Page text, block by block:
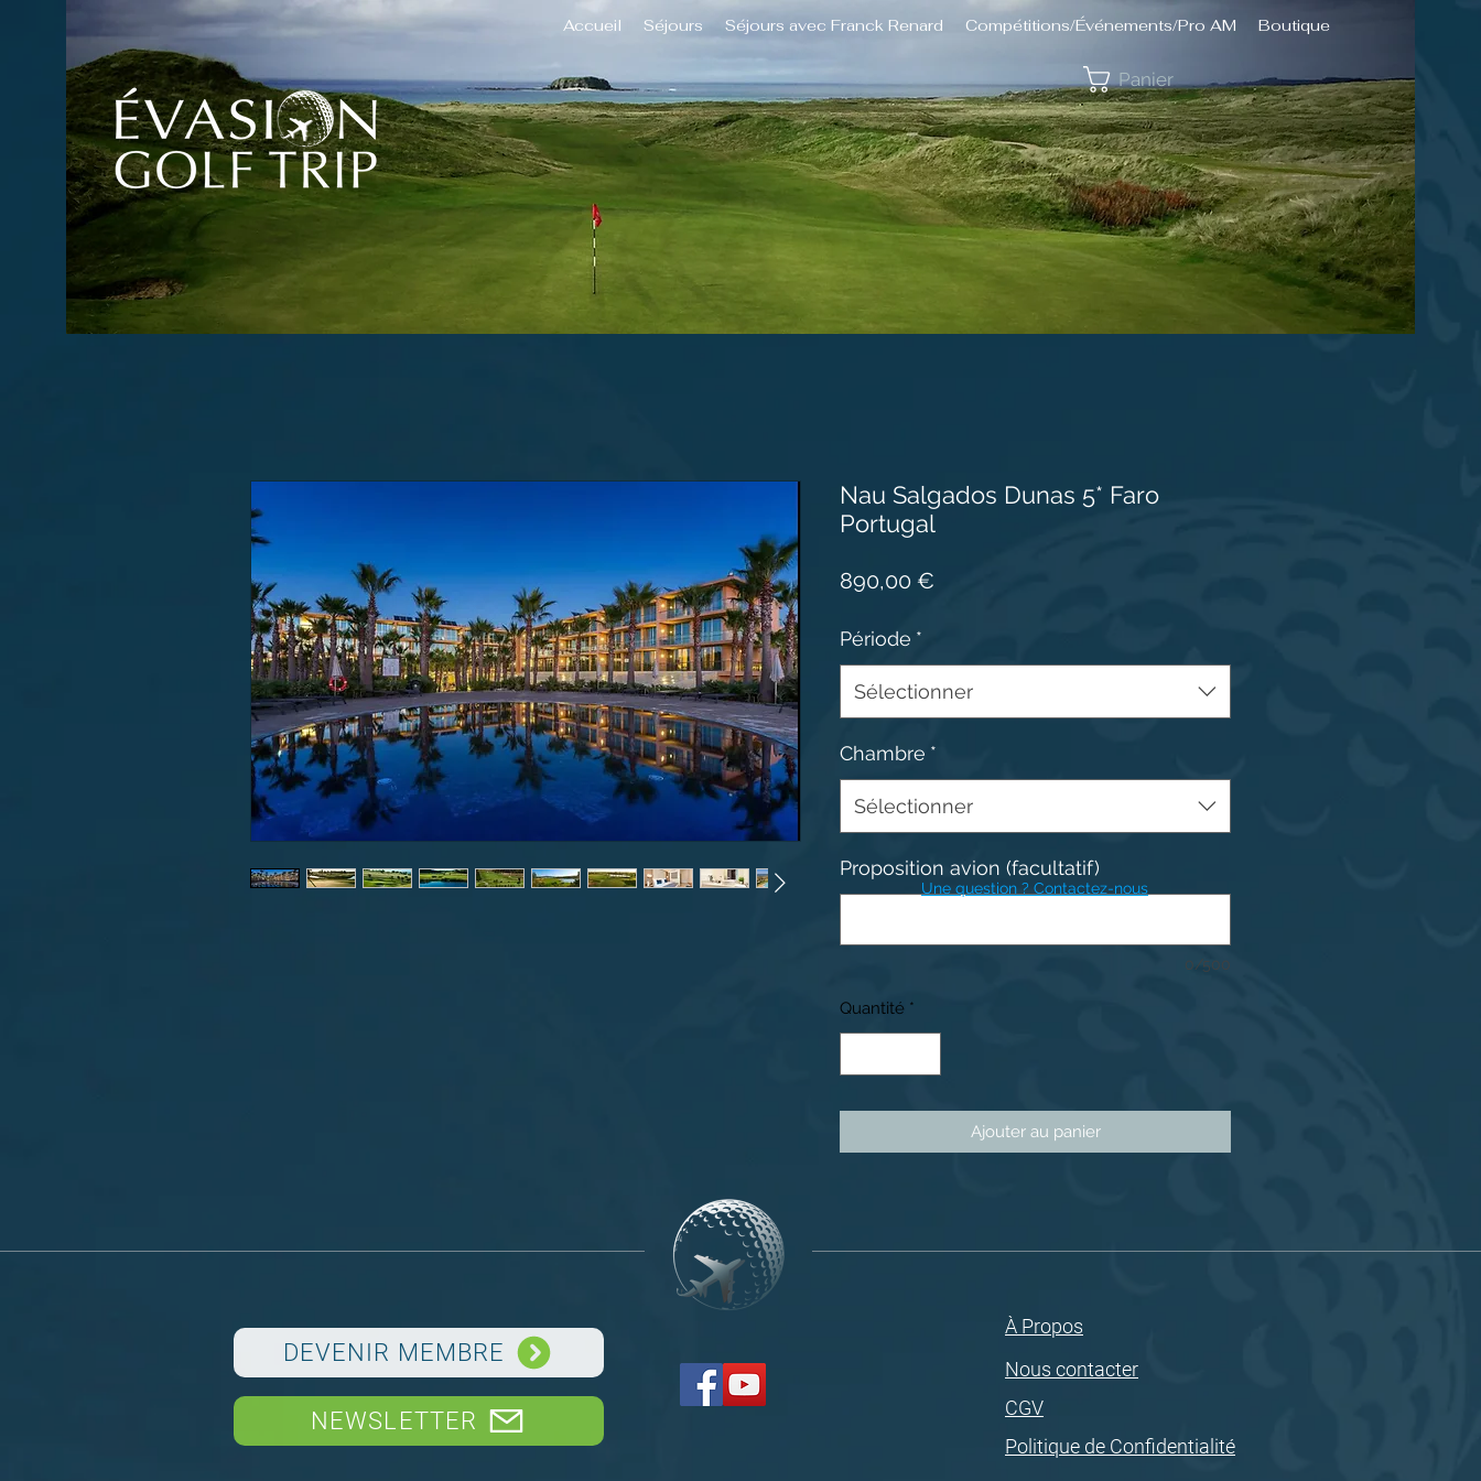
Accueil Séjours Séjours avec Franck Renard Compétitions/Événements/Pro AM Boutique
Panier
Nau Salgados Dunas 5* Faro
Portugal
890,00 €
Période *
Sélectionner
Chambre *
Sélectionner
Proposition avion (facultatif)
0/500
Quantité *
Ajouter au panier
Une question ? Contactez-nous
DEVENIR MEMBRE
NEWSLETTER
À Propos
Nous contacter
CGV
Politique de Confidentialité